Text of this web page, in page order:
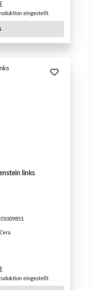
Preis:
eingestellt
links
01009851
Cera
Preis:
eingestellt